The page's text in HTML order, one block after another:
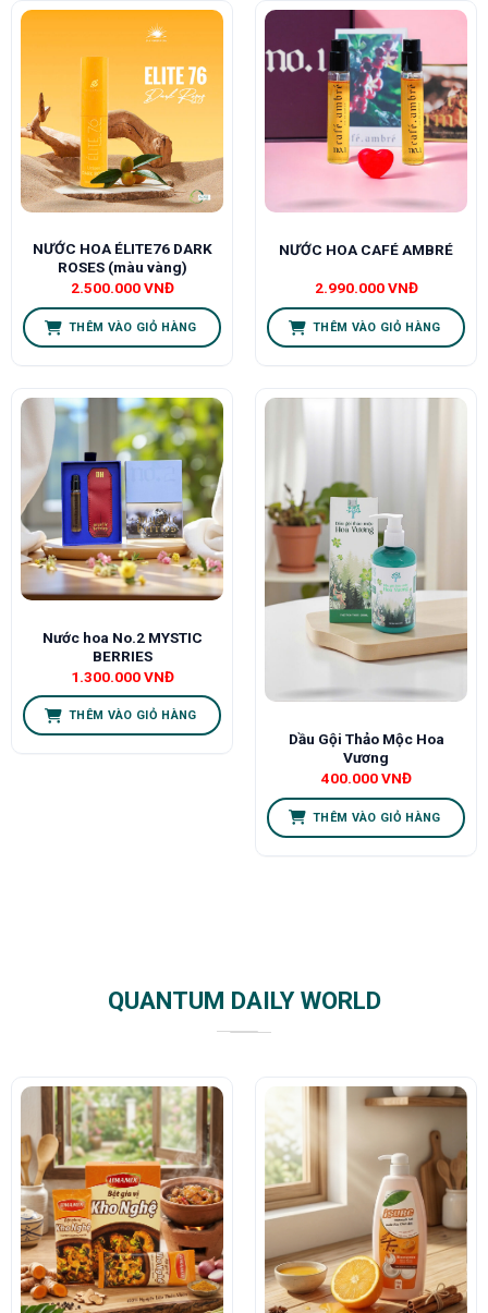
NƯỚC HOA ÉLITE76 DARK
ROSES (màu vàng)
2.500.000VNĐ
THÊM VÀO GIỎ HÀNG
NƯỚC HOA CAFÉ AMBRÉ
2.990.000VNĐ
THÊM VÀO GIỎ HÀNG
Nước hoa No.2 MYSTIC
BERRIES
1.300.000VNĐ
THÊM VÀO GIỎ HÀNG
Dầu Gội Thảo Mộc Hoa
Vương
400.000VNĐ
THÊM VÀO GIỎ HÀNG
QUANTUM DAILY WORLD